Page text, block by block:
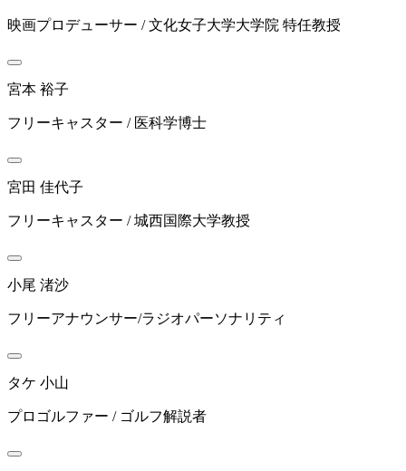
映画プロデューサー / 文化女子大学大学院 特任教授
宮本 裕子
フリーキャスター / 医科学博士
宮田 佳代子
フリーキャスター / 城西国際大学教授
小尾 渚沙
フリーアナウンサー/ラジオパーソナリティ
タケ 小山
プロゴルファー / ゴルフ解説者